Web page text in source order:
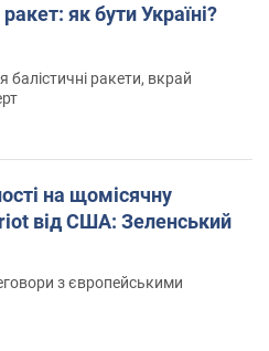
як бути Україні?
балістичні ракети, вкрай
на щомісячну
від США: Зеленський
з європейськими